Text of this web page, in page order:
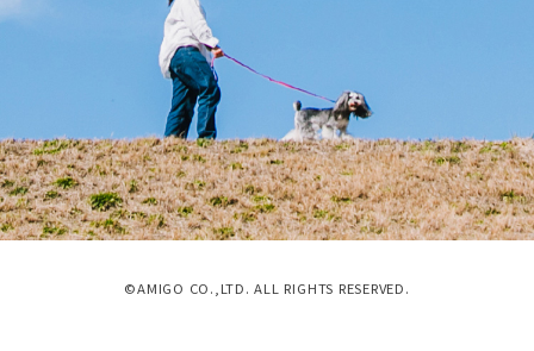
©AMIGO CO.,LTD. ALL RIGHTS RESERVED.